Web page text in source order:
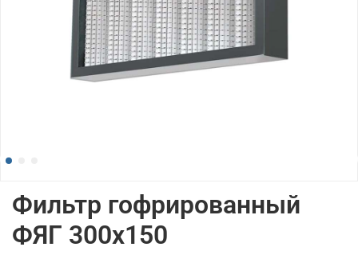
Фильтр гофрированный
ФЯГ 300х150